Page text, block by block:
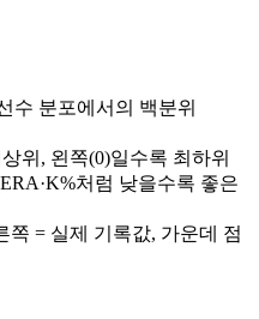
수 분포에서의 백분위
위, 왼쪽(0)일수록 최하위
처럼 낮을수록 좋은
쪽 = 실제 기록값, 가운데 점